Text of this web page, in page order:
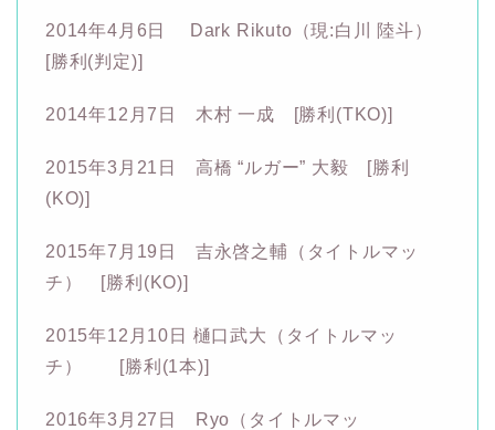
2014年4月6日 Dark Rikuto（現:白川 陸斗）
[勝利(判定)]
2014年12月7日 木村 一成 [勝利(TKO)]
2015年3月21日 高橋 “ルガー” 大毅 [勝利
(KO)]
2015年7月19日 吉永啓之輔（タイトルマッ
チ） [勝利(KO)]
2015年12月10日 樋口武大（タイトルマッ
チ） [勝利(1本)]
2016年3月27日 Ryo（タイトルマッ